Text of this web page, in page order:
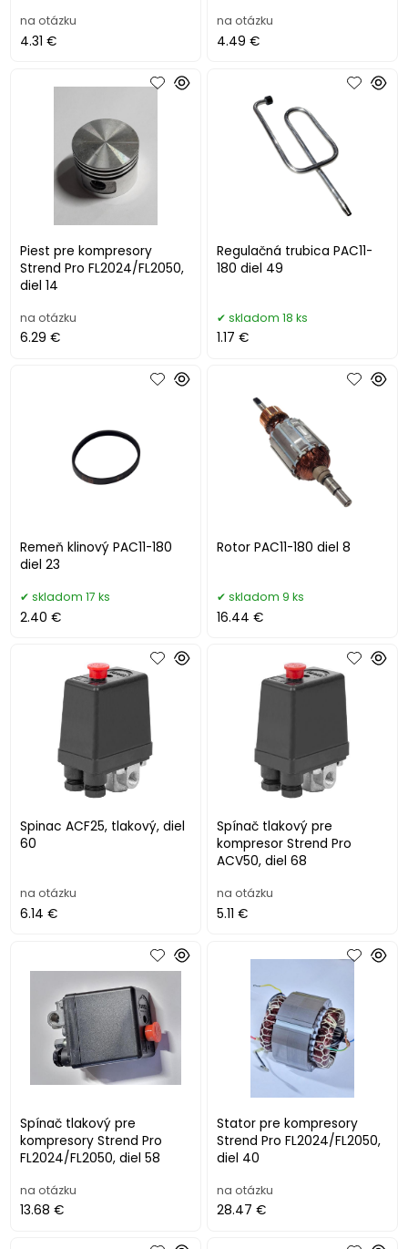
na otázku
4.31 €
na otázku
4.49 €
Piest pre kompresory
Strend Pro FL2024/FL2050,
diel 14
na otázku
6.29 €
Regulačná trubica PAC11-
180 diel 49
skladom 18 ks
1.17 €
Remeň klinový PAC11-180
diel 23
skladom 17 ks
2.40 €
Rotor PAC11-180 diel 8
skladom 9 ks
16.44 €
Spinac ACF25, tlakový, diel
60
na otázku
6.14 €
Spínač tlakový pre
kompresor Strend Pro
ACV50, diel 68
na otázku
5.11 €
Spínač tlakový pre
kompresory Strend Pro
FL2024/FL2050, diel 58
na otázku
13.68 €
Stator pre kompresory
Strend Pro FL2024/FL2050,
diel 40
na otázku
28.47 €